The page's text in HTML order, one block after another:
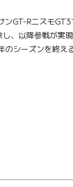
GT-Rニスモ
、以降参戦が実
シーズンを終え